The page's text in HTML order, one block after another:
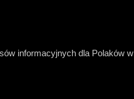
informacyjnych dla Polaków w